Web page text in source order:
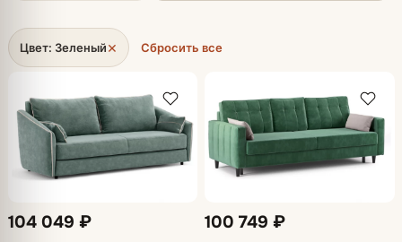
Цвет: Зеленый× Сбросить все
104 049 ₽ 100 749 ₽